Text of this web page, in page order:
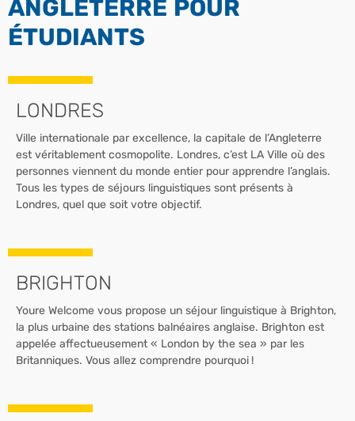
ANGLETERRE POUR
ÉTUDIANTS
LONDRES
Ville internationale par excellence, la capitale de l’Angleterre
est véritablement cosmopolite. Londres, c’est LA Ville où des
personnes viennent du monde entier pour apprendre l’anglais.
Tous les types de séjours linguistiques sont présents à
Londres, quel que soit votre objectif.
BRIGHTON
Youre Welcome vous propose un séjour linguistique à Brighton,
la plus urbaine des stations balnéaires anglaise. Brighton est
appelée affectueusement « London by the sea » par les
Britanniques. Vous allez comprendre pourquoi !